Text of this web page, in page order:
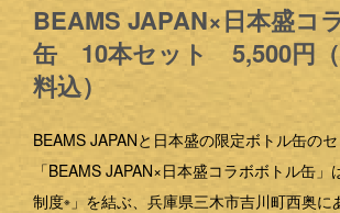
BEAMS JAPAN×日本盛コ
缶 10本セット 5,500円（
料込）
BEAMS JAPANと日本盛の限定ボトル缶のセ
「BEAMS JAPAN×日本盛コラボボトル缶
制度※ 」を結ぶ、兵庫県三木市吉川町西奥に